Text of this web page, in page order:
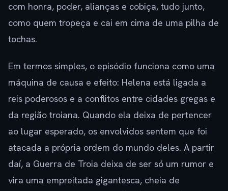
com honra, poder, alianças e cobiça, tudo junto,
como quem tropeça e cai em cima de uma pilha de
tochas.
Em termos simples, o episódio funciona como uma
máquina de causa e efeito: Helena está ligada a
reis poderosos e a conflitos entre cidades gregas e
da região troiana. Quando ela deixa de pertencer
ao lugar esperado, os envolvidos sentem que foi
atacada a própria ordem do mundo deles. A partir
daí, a Guerra de Troia deixa de ser só um rumor e
vira uma empreitada gigantesca, cheia de